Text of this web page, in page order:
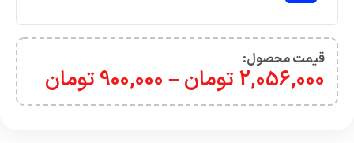
قیمت محصول:​
2,056,000 تومان–
900,000 تومان